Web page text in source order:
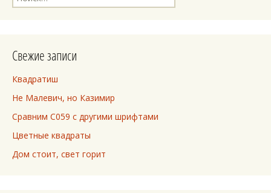
Свежие записи
Квадратиш
Не Малевич, но Казимир
Сравним C059 с другими шрифтами
Цветные квадраты
Дом стоит, свет горит